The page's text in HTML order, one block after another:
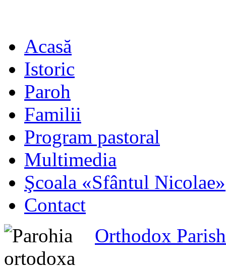
Acasă
Istoric
Paroh
Familii
Program pastoral
Multimedia
Şcoala «Sfântul Nicolae»
Contact
Orthodox